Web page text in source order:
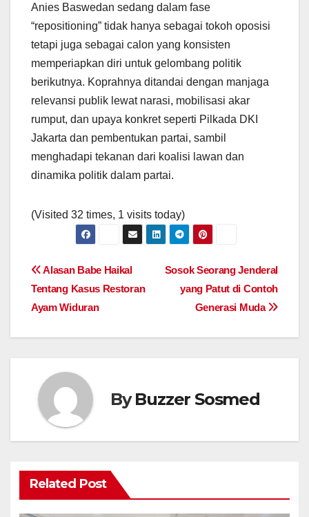
Anies Baswedan sedang dalam fase
“repositioning” tidak hanya sebagai tokoh oposisi
tetapi juga sebagai calon yang konsisten
memperiapkan diri untuk gelombang politik
berikutnya. Koprahnya ditandai dengan manjaga
relevansi publik lewat narasi, mobilisasi akar
rumput, dan upaya konkret seperti Pilkada DKI
Jakarta dan pembentukan partai, sambil
menghadapi tekanan dari koalisi lawan dan
dinamika politik dalam partai.
(Visited 32 times, 1 visits today)
Post
navigation
Sosok Seorang Jenderal
yang Patut di Contoh
Generasi Muda
Alasan Babe Haikal
Tentang Kasus Restoran
Ayam Widuran
ByBuzzer Sosmed
Related Post